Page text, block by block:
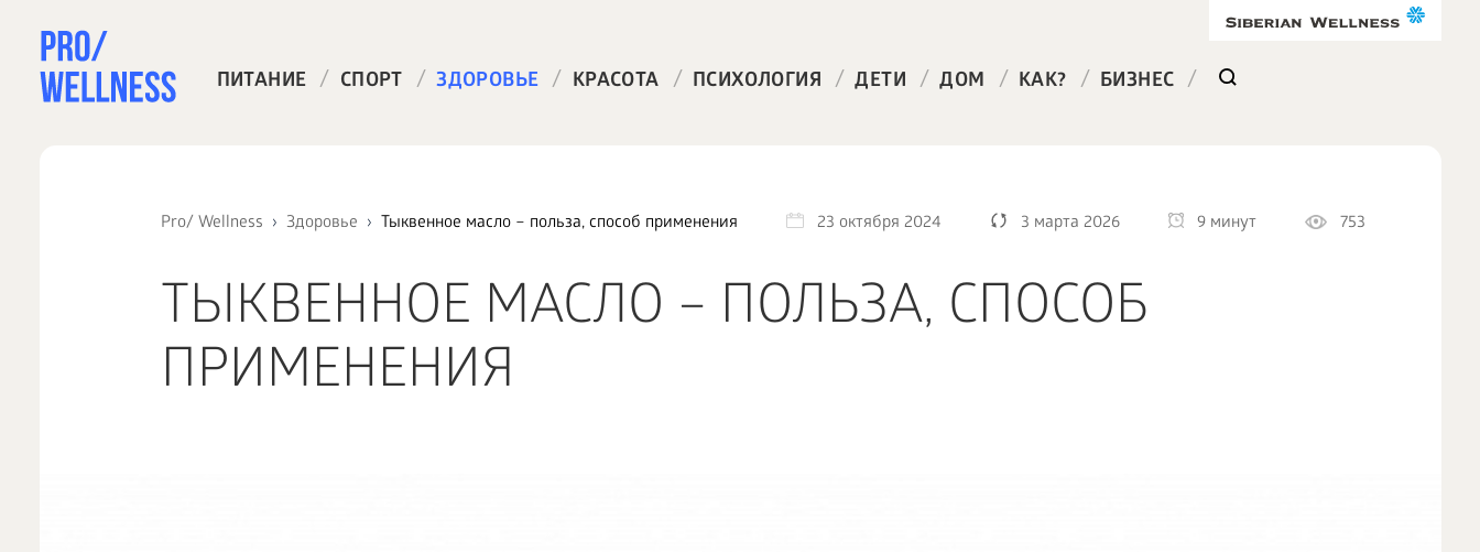
ПИТАНИЕ / СПОРТ / ЗДОРОВЬЕ / КРАСОТА / ПСИХОЛОГИЯ / ДЕТИ / ДОМ / КАК? / БИЗНЕС /
Pro/ Wellness Здоровье Тыквенное масло – польза, способ применения 23 октября 2024 3 марта 2026 9 минут 753
ТЫКВЕННОЕ МАСЛО – ПОЛЬЗА, СПОСОБ
ПРИМЕНЕНИЯ